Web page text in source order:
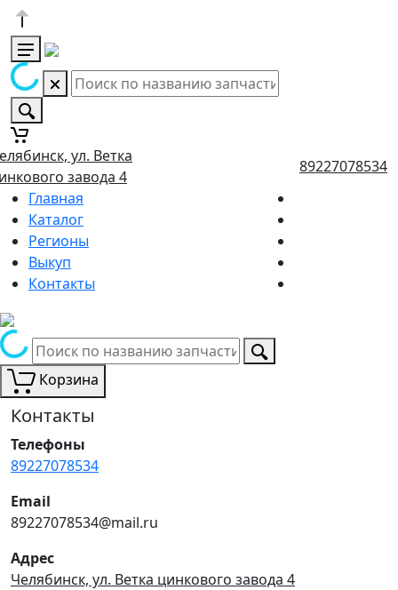
ул. Ветка
завода 4
89227078534
Главная
Каталог
Регионы
Выкуп
Контакты
Корзина
Контакты
Телефоны
89227078534
Email
89227078534@mail.ru
Адрес
Челябинск, ул. Ветка цинкового завода 4